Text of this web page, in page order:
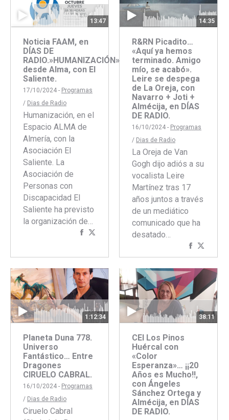
13:47
Noticia FAAM, en
DÍAS DE
RADIO.»HUMANIZACIÓN»
desde Alma, con El
Saliente.
17/10/2024 - Programas
/ Dias de Radio
Humanización, en el
Espacio ALMA de
Almería, con la
Asociación El
Saliente. La
Asociación de
Personas con
Discapacidad El
Saliente ha previsto
la organización de…
Compartir
Facebook
Twitter
14:35
R&RN Picadito…
«Aquí ya hemos
terminado. Amigo
mío, se acabó».
Leire se despega
de La Oreja, con
Navarro + Joti +
Almécija, en DÍAS
DE RADIO.
16/10/2024 - Programas
/ Dias de Radio
La Oreja de Van
Gogh dijo adiós a su
vocalista Leire
Martínez tras 17
años juntos a través
de un mediático
comunicado que ha
desatado…
Compartir
concon
1:12:34
Planeta Duna 778.
Universo
Fantástico… Entre
Dragones
CIRUELO CABRAL.
16/10/2024 - Programas
/ Dias de Radio
Ciruelo Cabral
38:11
CEI Los Pinos
Huércal con
«Color
Esperanza»… ¡¡20
Años es Mucho!!,
con Ángeles
Sánchez Ortega y
Almécija, en DÍAS
DE RADIO.